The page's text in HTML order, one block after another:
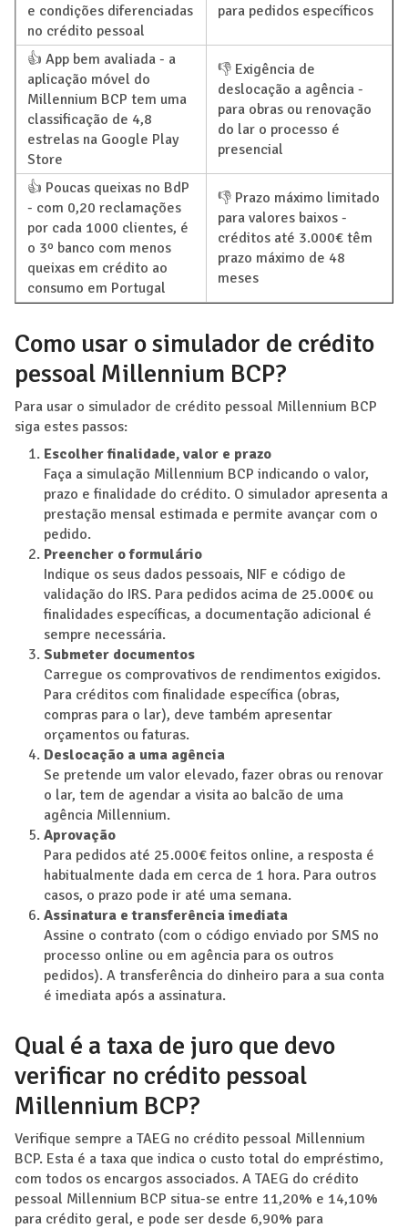
e condições diferenciadas
no crédito pessoal
para pedidos específicos
👍 App bem avaliada - a
aplicação móvel do
Millennium BCP tem uma
classificação de 4,8
estrelas na Google Play
Store
👎 Exigência de
deslocação a agência -
para obras ou renovação
do lar o processo é
presencial
👍 Poucas queixas no BdP
- com 0,20 reclamações
por cada 1000 clientes, é
o 3º banco com menos
queixas em crédito ao
consumo em Portugal
👎 Prazo máximo limitado
para valores baixos -
créditos até 3.000€ têm
prazo máximo de 48
meses
Como usar o simulador de crédito
pessoal Millennium BCP?
Para usar o simulador de crédito pessoal Millennium BCP
siga estes passos:
Escolher finalidade, valor e prazo
Faça a simulação Millennium BCP indicando o valor,
prazo e finalidade do crédito. O simulador apresenta a
prestação mensal estimada e permite avançar com o
pedido.
Preencher o formulário
Indique os seus dados pessoais, NIF e código de
validação do IRS. Para pedidos acima de 25.000€ ou
finalidades específicas, a documentação adicional é
sempre necessária.
Submeter documentos
Carregue os comprovativos de rendimentos exigidos.
Para créditos com finalidade específica (obras,
compras para o lar), deve também apresentar
orçamentos ou faturas.
Deslocação a uma agência
Se pretende um valor elevado, fazer obras ou renovar
o lar, tem de agendar a visita ao balcão de uma
agência Millennium.
Aprovação
Para pedidos até 25.000€ feitos online, a resposta é
habitualmente dada em cerca de 1 hora. Para outros
casos, o prazo pode ir até uma semana.
Assinatura e transferência imediata
Assine o contrato (com o código enviado por SMS no
processo online ou em agência para os outros
pedidos). A transferência do dinheiro para a sua conta
é imediata após a assinatura.
Qual é a taxa de juro que devo
verificar no crédito pessoal
Millennium BCP?
Verifique sempre a TAEG no crédito pessoal Millennium
BCP. Esta é a taxa que indica o custo total do empréstimo,
com todos os encargos associados. A TAEG do crédito
pessoal Millennium BCP situa-se entre 11,20% e 14,10%
para crédito geral, e pode ser desde 6,90% para